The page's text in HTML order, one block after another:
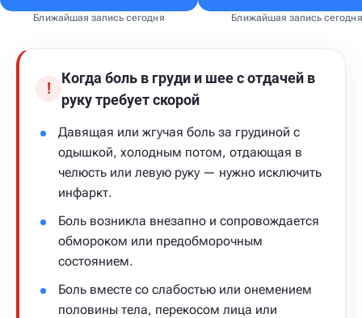
Ближайшая запись сегодня Ближайшая запись сегодня
!
Когда боль в груди и шее с отдачей в
руку требует скорой
Давящая или жгучая боль за грудиной с
одышкой, холодным потом, отдающая в
челюсть или левую руку — нужно исключить
инфаркт.
Боль возникла внезапно и сопровождается
обмороком или предобморочным
состоянием.
Боль вместе со слабостью или онемением
половины тела, перекосом лица или